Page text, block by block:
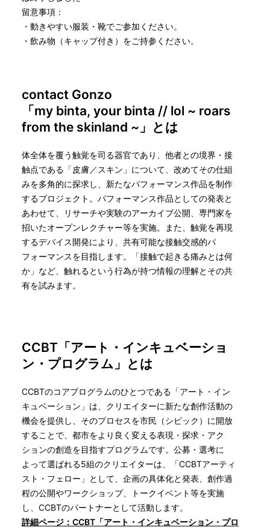
留意事項：
・動きやすい服装・靴でご参加ください。
・飲み物（キャップ付き）をご持参ください。
contact Gonzo
「my binta, your binta // lol ~ roars
from the skinland ~」とは
体全体を覆う触覚を司る器官であり、他者との境界・接
触点である「皮膚／スキン」について、改めてその仕組
みを多角的に探求し、新たなパフォーマンス作品を制作
するプロジェクト。パフォーマンス作品としての発表と
あわせて、リサーチや実験のアーカイブ公開、専門家を
招いたオープンレクチャー等を実施。また、触覚を再現
するデバイス開発により、共有可能な接触交感的パ
フォーマンスを目指します。「接触で起きる痛みとは何
か」など、触れるという行為が持つ情報の理解とその共
有を試みます。
CCBT「アート・インキュベーショ
ン・プログラム」とは
CCBTのコアプログラムのひとつである「アート・イン
キュベーション」は、クリエイターに新たな創作活動の
機会を提供し、そのプロセスを市民（シビック）に開放
することで、都市をより良く変える表現・探求・アク
ションの創造を目指すプログラムです。公募・選考に
よって選ばれる5組のクリエイターは、「CCBTアーティ
スト・フェロー」として、企画の具体化と発表、創作過
程の公開やワークショップ、トークイベント等を実施
し、CCBTのパートナーとして活動します。
詳細ページ：CCBT「アート・インキュベーション・プロ